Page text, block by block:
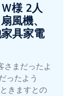
様 2人
風機、
具家電
さまだったよ
ったよう
きますとの